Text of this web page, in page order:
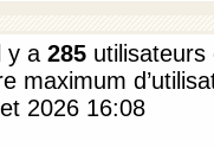
y a 285
maximum
2026 16:08